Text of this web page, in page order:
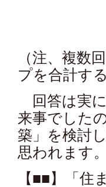
（注、複
プを合計す
回答は実
来事でした
築」を検討
思われます
【■■】「住